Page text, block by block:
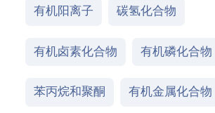
有机阳离子 碳氢化合物
有机卤素化合物 有机磷化合物
苯丙烷和聚酮 有机金属化合物